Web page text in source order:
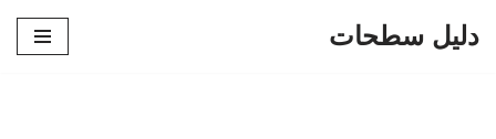
دليل سطحات